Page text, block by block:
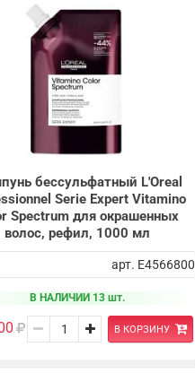
бессульфатный L'Oreal
Serie Expert Vitamino
Spectrum для окрашенных
волос, рефил, 1000 мл
арт. E4566800
В НАЛИЧИИ 13 шт.
В КОРЗИНУ